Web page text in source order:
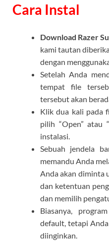
Cara Instal
Download Razer
kami tautan
dengan
Setelah Anda
tempat file
tersebut akan
Klik dua kali pada
pilih “Open” atau
instalasi.
Sebuah jendela
memandu Anda
Anda akan diminta
dan ketentuan
dan memilih
Biasanya,
default, tetapi
diinginkan.